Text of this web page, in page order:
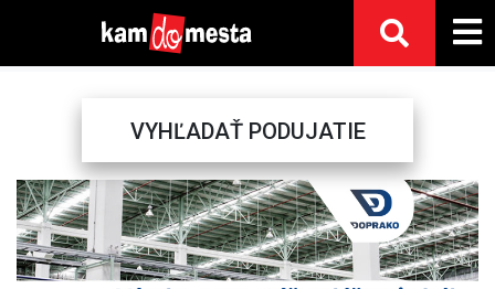
VYHĽADAŤ PODUJATIE